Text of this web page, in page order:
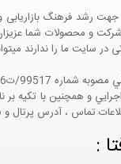
و محصولات شما
در سایت ما را ندارند
تماس ، آدرس پرتال
: